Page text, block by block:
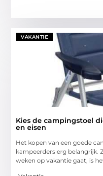
VAKANTIE
Kies de campingstoel
en eisen
Het kopen van een goede
kampeerders erg belangrijk.
weken op vakantie gaat, is